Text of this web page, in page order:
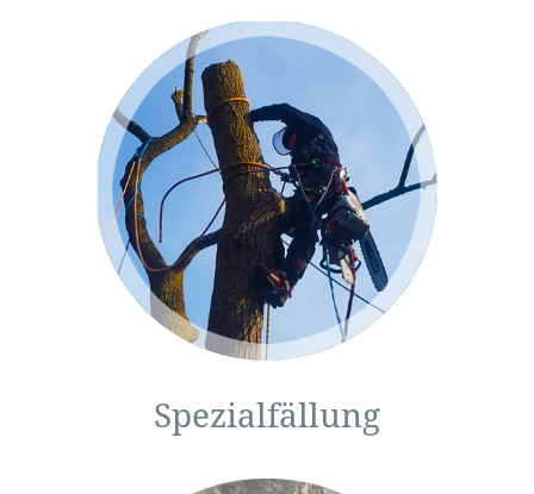
Spezialfällung und
Sturmbruchbeseitigung:
Je nach Standort setzen wir
das passende
Arbeitsverfahren ein –
Hubsteiger, Seilklettertechnik
oder Autokran…
Spezialfällung